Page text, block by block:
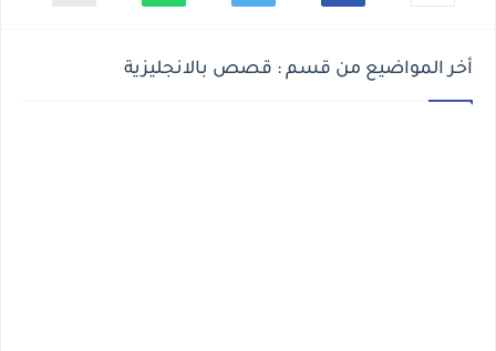
أخر المواضيع من قسم : قصص بالانجليزية